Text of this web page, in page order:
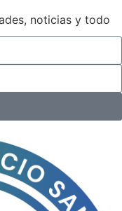
noticias y todo